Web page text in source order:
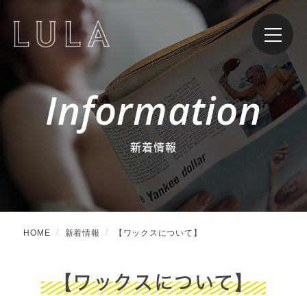
Information
新着情報
HOME 新着情報 【ワックスについて】
【ワックスについて】